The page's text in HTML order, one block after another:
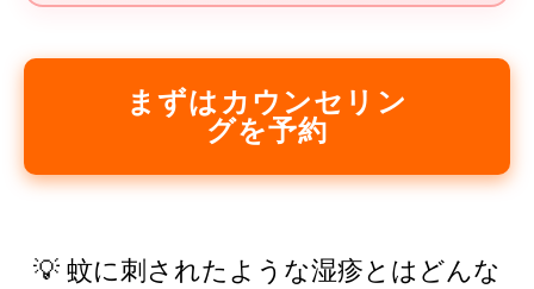
まずはカウンセリン
グを予約
💡 蚊に刺されたような湿疹とはどんな